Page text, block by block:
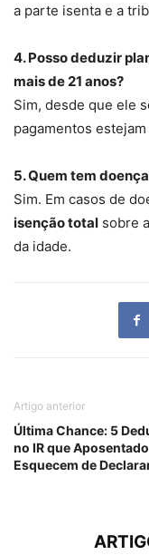
a parte isenta e a
4. Posso deduzir
mais de 21 anos?
Sim, desde que ele
pagamentos
5. Quem tem
Sim. Em casos de
isenção total sobre
da idade.
Artigo anterior
Última Chance: 5
no IR que
Esquecem de